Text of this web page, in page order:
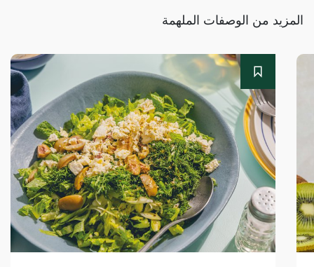
المزيد من الوصفات الملهمة